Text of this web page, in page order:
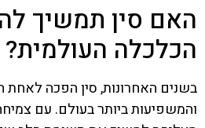
האם סין תמשיך
הכלכלה העולמית?
בשנים האחרונות, סין הפכה לאחת
והמשפיעות ביותר בעולם. עם